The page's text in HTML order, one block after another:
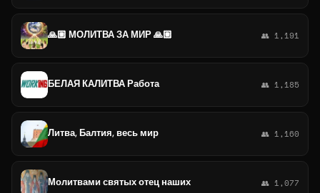
🙏🏼 МОЛИТВА ЗА МИР 🙏🏼 👥 1,191
БЕЛАЯ КАЛИТВА Работа 👥 1,185
Литва, Балтия, весь мир 👥 1,160
Молитвами святых отец наших 👥 1,077